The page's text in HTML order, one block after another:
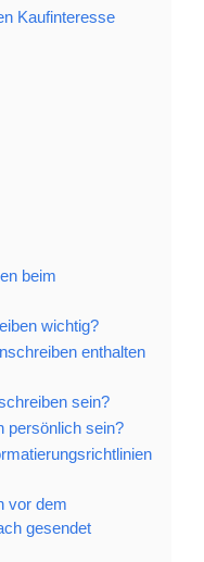
Kaufinteresse
beim
wichtig?
enthalten
sein?
persönlich sein?
vor dem
gesendet